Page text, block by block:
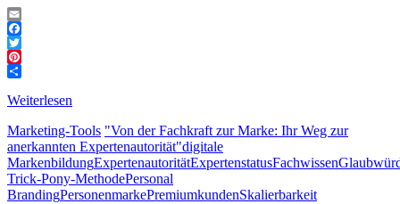
Email
Facebook
Twitter
Pinterest
Weiterlesen
Marketing-Tools "Von der Fachkraft zur Marke: Ihr Weg zur
anerkannten Expertenautorität"digitale
MarkenbildungExpertenautoritätExpertenstatusFachwissen
Trick-Pony-MethodePersonal
BrandingPersonenmarkePremiumkundenSkalierbarkeit